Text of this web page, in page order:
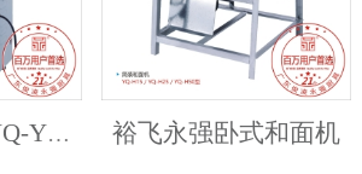
永强压面条机YQ-Y25/30/35/50/60/70/75 裕飞永强卧式和面机